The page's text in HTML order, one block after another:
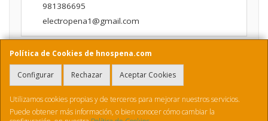
Política de Cookies de hnospena.com
Configurar Rechazar Aceptar Cookies
Utilizamos cookies propias y de terceros para mejorar nuestros servicios.
Puede obtener más información, o bien conocer cómo cambiar la
981386695
electropena1@gmail.com
Horario
9:00 a 14:00 y de 16:00 A 20:00